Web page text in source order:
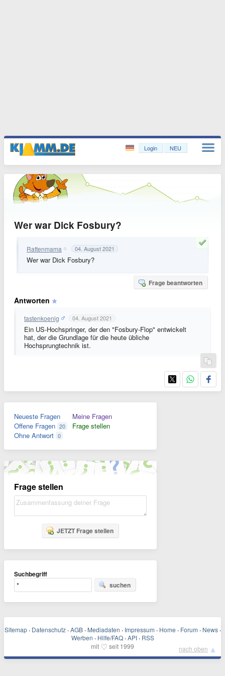
Login NEU
Wer war Dick Fosbury?
Rattenmama 04. August 2021
Wer war Dick Fosbury?
Frage beantworten
Antworten
tastenkoenig 04. August 2021
Ein US-Hochspringer, der den "Fosbury-Flop" entwickelt
hat, der die Grundlage für die heute übliche
Hochsprungtechnik ist.
Neueste Fragen
Offene Fragen 20
Ohne Antwort 0
Meine Fragen
Frage stellen
Frage stellen
JETZT Frage stellen
Suchbegriff
suchen
Sitemap · Datenschutz · AGB · Mediadaten · Impressum · Home · Forum · News ·
Werben · Hilfe/FAQ · API · RSS
mit ♡ seit 1999 nach oben ▲